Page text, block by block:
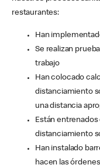
restaurantes:
Han
Se realizan
trabajo
Han colocado
distanciamiento
una distancia
Están entrenados
distanciamiento
Han instalado
hacen las órdenes